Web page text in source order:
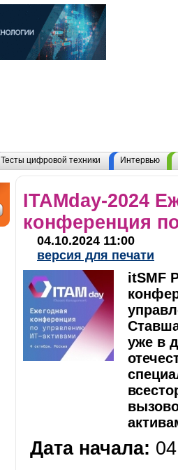
Тесты цифровой техники Интервью
ITAMday-2024
конференция
04.10.2024 11:00
версия для печати
itSMF
уже в
Дата начала: